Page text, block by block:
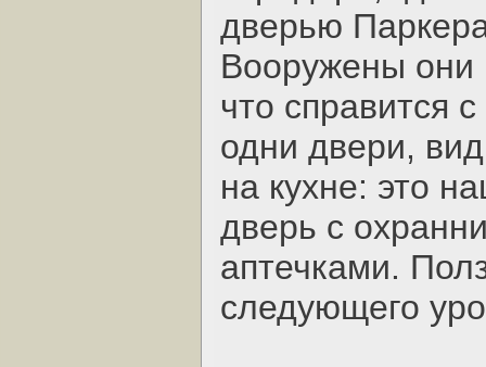
дверью
Вооружены они
что справится
одни двери,
на кухне: это
дверь с
аптечками.
следующего